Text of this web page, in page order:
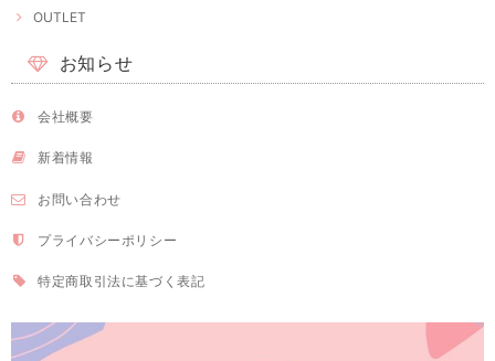
OUTLET
お知らせ
会社概要
新着情報
お問い合わせ
プライバシーポリシー
特定商取引法に基づく表記